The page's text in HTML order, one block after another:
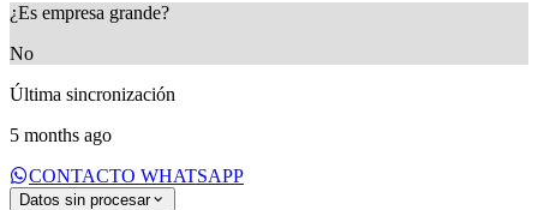
¿Es empresa grande?
No
Última sincronización
5 months ago
CONTACTO WHATSAPP
Datos sin procesar